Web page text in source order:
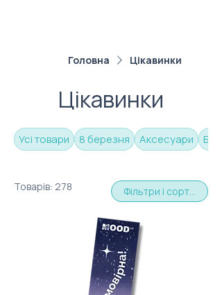
Головна Цікавинки
Цікавинки
Усі товари 8 березня Аксесуари
Товарів: 278 Фільтри і сортування